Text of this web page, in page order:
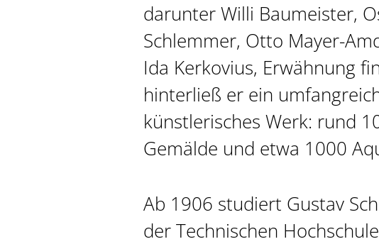
darunter Willi Baumeister,
Schlemmer, Otto Mayer-
Ida Kerkovius, Erwähnung
hinterließ er ein
künstlerisches Werk: rund
Gemälde und etwa 1000
Ab 1906 studiert Gustav
der Technischen